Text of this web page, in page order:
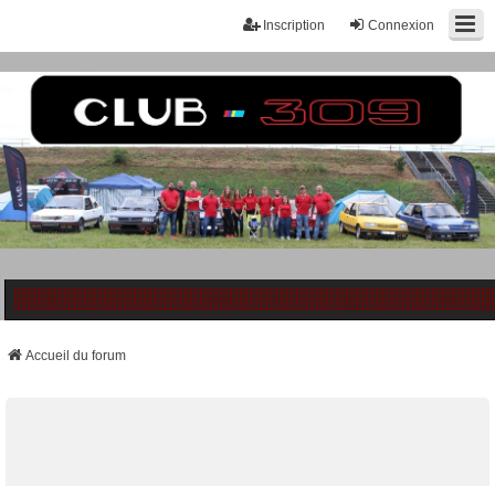
Connexion
Inscription
Accueil du forum